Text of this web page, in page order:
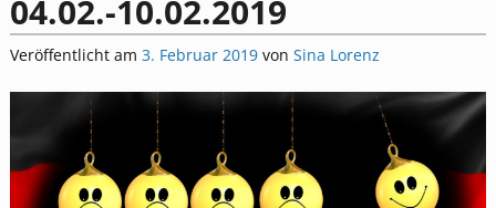
04.02.-10.02.2019
Veröffentlicht am 3. Februar 2019 von Sina Lorenz